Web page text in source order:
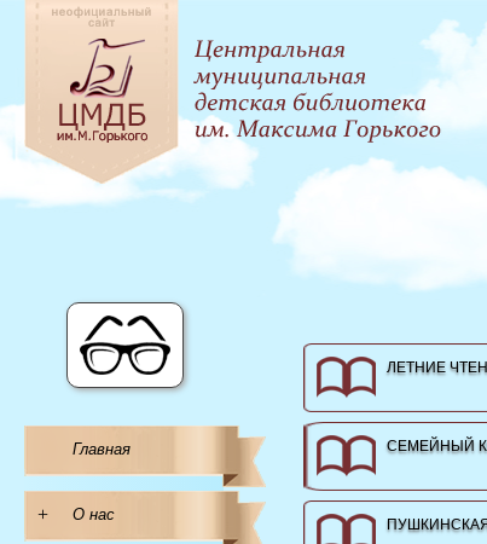
Главная
+ О нас
ЛЕТНИЕ
СЕМЕЙНЫЙ